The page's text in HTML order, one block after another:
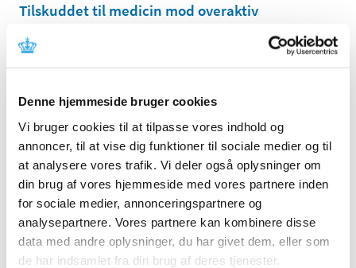
Denne hjemmeside bruger cookies
Vi bruger cookies til at tilpasse vores indhold og
annoncer, til at vise dig funktioner til sociale medier og til
at analysere vores trafik. Vi deler også oplysninger om
din brug af vores hjemmeside med vores partnere inden
for sociale medier, annonceringspartnere og
analysepartnere. Vores partnere kan kombinere disse
data med andre oplysninger, du har givet dem, eller som
de har indsamlet fra din brug af deres tjenester.
Tilskuddet til medicin mod overaktiv
|18. juni 2018
Den 19. november 2018 ændrer Lægemiddelstyrelsen
Nye stoffer omfattet af bekendtgørelse om
euforiserende stoffer
|7. juni 2018|
Til virksomheder med tilladelse til at håndtere
euroriserende stoffer – 12 nye stoffer føjet til…
Ledig bevilling til Apoteket Godthåb